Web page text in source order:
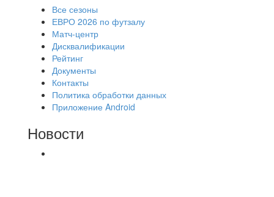
Все сезоны
ЕВРО 2026 по футзалу
Матч-центр
Дисквалификации
Рейтинг
Документы
Контакты
Политика обработки данных
Приложение Android
Новости